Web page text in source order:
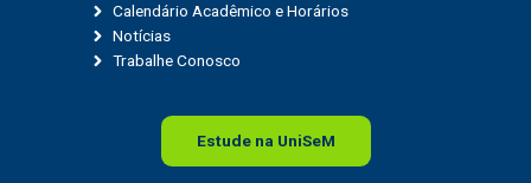
Calendário Acadêmico e Horários
Notícias
Trabalhe Conosco
Estude na UniSeM